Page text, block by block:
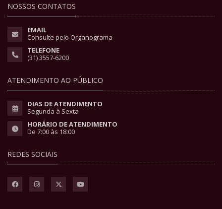
NOSSOS CONTATOS
EMAIL
Consulte pelo Organograma
TELEFONE
(31) 3557-6200
ATENDIMENTO AO PÚBLICO
DIAS DE ATENDIMENTO
Segunda à Sexta
HORÁRIO DE ATENDIMENTO
De 7:00 às 18:00
REDES SOCIAIS